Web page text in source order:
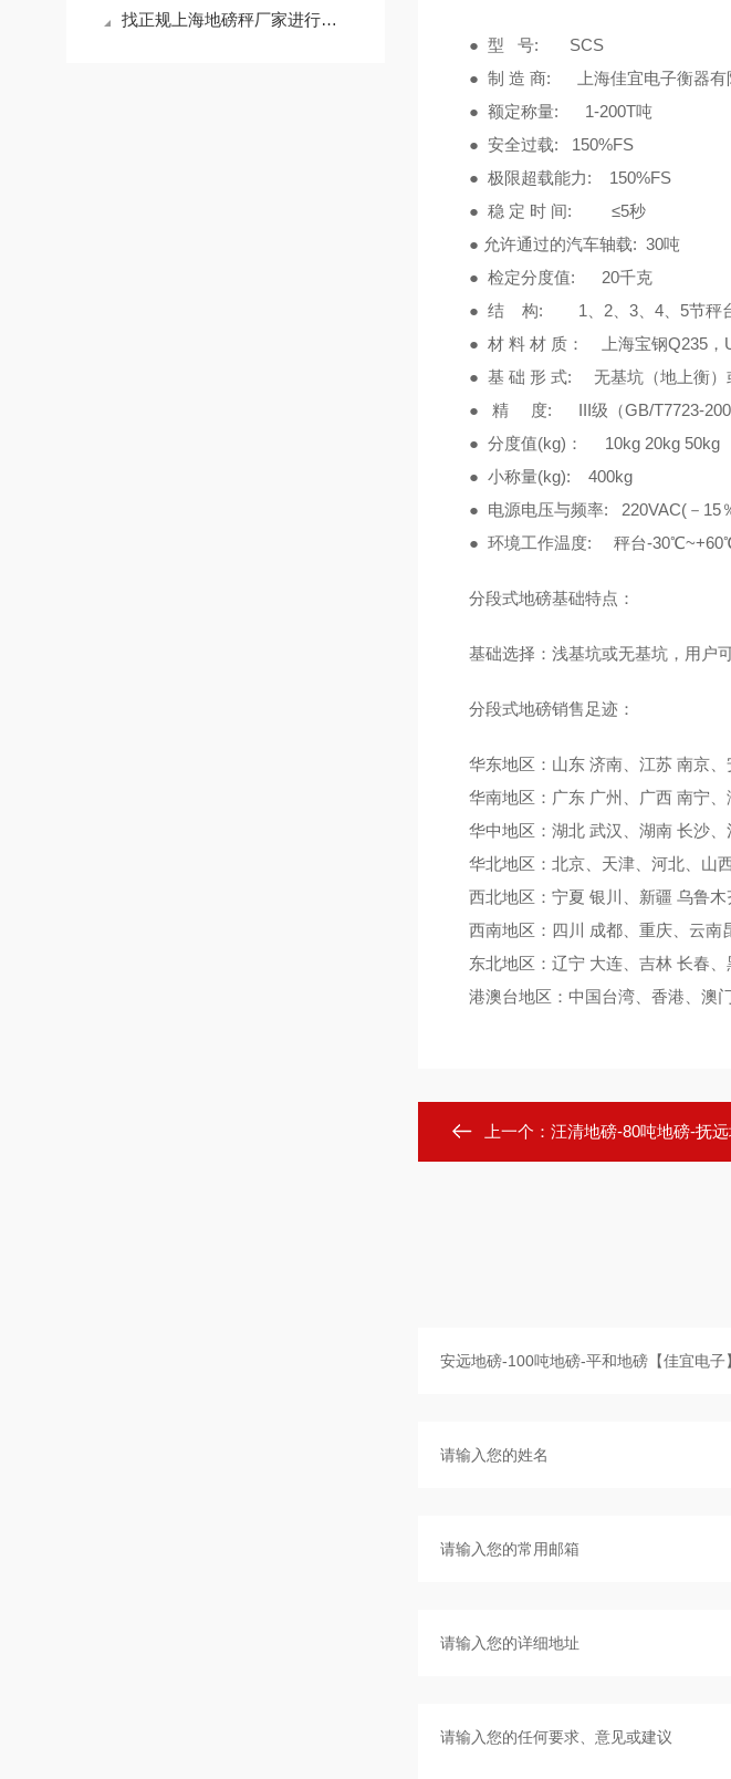
找正规上海地磅秤厂家进行地磅维修
● 型 号: SCS
● 制 造 商: 上海佳宜电子衡器有
● 额定称量: 1-200T吨
● 安全过载: 150%FS
● 极限超载能力: 150%FS
● 稳 定 时 间: ≤5秒
● 允许通过的汽车轴载: 30吨
● 检定分度值: 20千克
● 结 构: 1、2、3、4、5节秤台,
● 材 料 材 质： 上海宝钢Q235，
● 基 础 形 式: 无基坑（地上衡）
● 精 度: III级（GB/T7723-2002
● 分度值(kg)： 10kg 20kg 50kg
● 小称量(kg): 400kg
● 电源电压与频率: 220VAC(－15
● 环境工作温度: 秤台-
分段式地磅基础特点：
基础选择：浅基坑或无基坑，用户
分段式地磅销售足迹：
华东地区：山东 济南、江苏 南京、
华南地区：广东 广州、广西 南宁、
华中地区：湖北 武汉、湖南 长沙、
华北地区：北京、天津、河北、山
西北地区：宁夏 银川、新疆 乌鲁木
西南地区：四川 成都、重庆、云南
东北地区：辽宁 大连、吉林 长春、
港澳台地区：中国台湾、香港、澳门
上一个： 汪清地磅-80吨地磅-抚远地